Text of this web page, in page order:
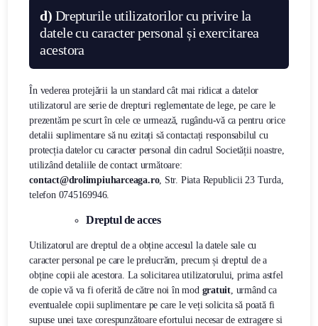
d) Drepturile utilizatorilor cu privire la
datele cu caracter personalși exercitarea
acestora
În vederea protejării la un standard cât mai ridicat a datelor
utilizatorul are serie de drepturi reglementate de lege, pe care le
prezentăm pe scurt în cele ce urmează, rugându-vă ca pentru orice
detalii suplimentare să nu ezitați să contactați responsabilul cu
protecția datelor cu caracter personal din cadrul Societății noastre,
utilizând detaliile de contact următoare:
contact@drolimpiuharceaga.ro, Str. Piata Republicii 23 Turda,
telefon 0745169946.
Dreptul de acces
Utilizatorul are dreptul de a obține accesul la datele sale cu
caracter personal pe care le prelucrăm, precum și dreptul de a
obține copii ale acestora. La solicitarea utilizatorului, prima astfel
de copie vă va fi oferită de către noi în mod gratuit , urmând ca
eventualele copii suplimentare pe care le veți solicita să poată fi
supuse unei taxe corespunzătoare efortului necesar de extragere si